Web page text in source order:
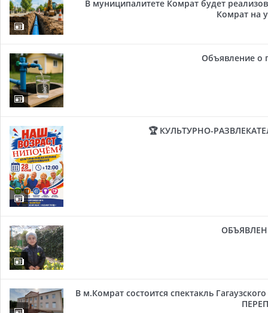
В муниципалитете Комрат будет
Комрат на
Объявление о
🏆 КУЛЬТУРНО-
В м.Комрат состоится спектакль